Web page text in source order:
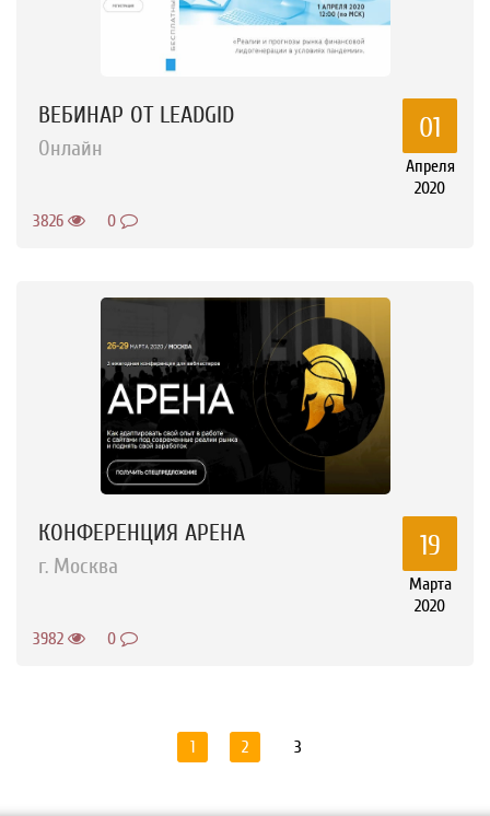
ВЕБИНАР ОТ LEADGID
Онлайн
01
Апреля
2020
3826
0
КОНФЕРЕНЦИЯ АРЕНА
г. Москва
19
Марта
2020
3982
0
1 2 3